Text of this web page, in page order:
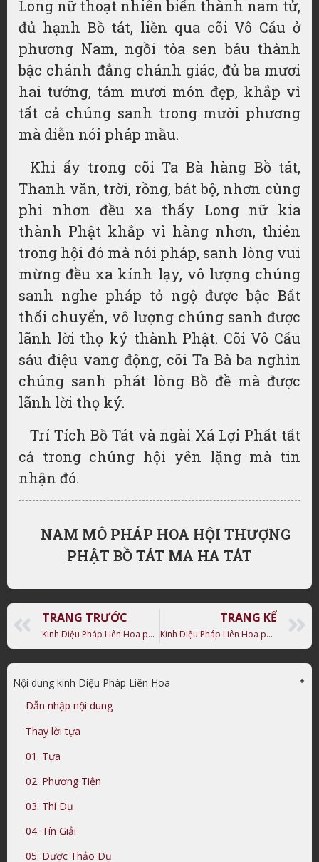
Long nữ thoạt nhiên biến thành nam tử,
đủ hạnh Bồ tát, liền qua cõi Vô Cấu ở
phương Nam, ngồi tòa sen báu thành
bậc chánh đẳng chánh giác, đủ ba mươi
hai tướng, tám mươi món đẹp, khắp vì
tất cả chúng sanh trong mười phương
mà diễn nói pháp mầu.
Khi ấy trong cõi Ta Bà hàng Bồ tát,
Thanh văn, trời, rồng, bát bộ, nhơn cùng
phi nhơn đều xa thấy Long nữ kia
thành Phật khắp vì hàng nhơn, thiên
trong hội đó mà nói pháp, sanh lòng vui
mừng đều xa kính lạy, vô lượng chúng
sanh nghe pháp tỏ ngộ được bậc Bất
thối chuyển, vô lượng chúng sanh được
lãnh lời thọ ký thành Phật. Cõi Vô Cấu
sáu điệu vang động, cõi Ta Bà ba nghìn
chúng sanh phát lòng Bồ đề mà được
lãnh lời thọ ký.
Trí Tích Bồ Tát và ngài Xá Lợi Phất tất
cả trong chúng hội yên lặng mà tin
nhận đó.
NAM MÔ PHÁP HOA HỘI THƯỢNG
PHẬT BỒ TÁT MA HA TÁT
TRANG TRƯỚC
Kinh Diệu Pháp Liên Hoa phẩm 11: Hiện Bửu Tháp
TRANG KẾ
Kinh Diệu Pháp Liên Hoa phẩm 13: Trì
Nội dung kinh Diệu Pháp Liên Hoa
Dẫn nhập nội dung
Thay lời tựa
01. Tựa
02. Phương Tiện
03. Thí Dụ
04. Tín Giải
05. Dược Thảo Dụ